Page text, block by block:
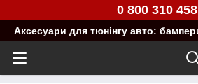
0 800 310 458
Аксесуари для тюнінгу авто: